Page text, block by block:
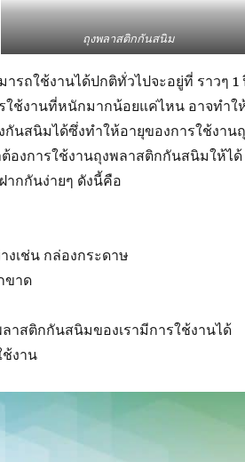
ถุงพลาสติกกันสนิม
ถใช้งานได้ปกติทั่วไปจะอยู่ที่ ราวๆ 1
ช้งานที่หนักมากน้อยแค่ไหน อาจทำใ
นสนิมได้ซึ่งทำให้อายุของการใช้งาน
งการใช้งานถุงพลาสติกกันสนิมให้ได้
กกันง่ายๆ ดังนี้คือ
เช่น กล่องกระดาษ
ขาด
าสติกกันสนิมของเรามีการใช้งานได้
งาน